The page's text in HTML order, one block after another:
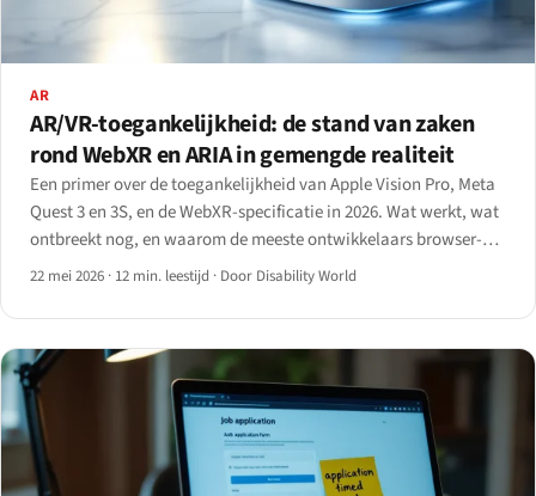
AR
AR/VR-toegankelijkheid: de stand van zaken
rond WebXR en ARIA in gemengde realiteit
Een primer over de toegankelijkheid van Apple Vision Pro, Meta
Quest 3 en 3S, en de WebXR-specificatie in 2026. Wat werkt, wat
ontbreekt nog, en waarom de meeste ontwikkelaars browser-
based XR-ervaringen voor gebruikers met een beperking nog
22 mei 2026 · 12 min. leestijd · Door Disability World